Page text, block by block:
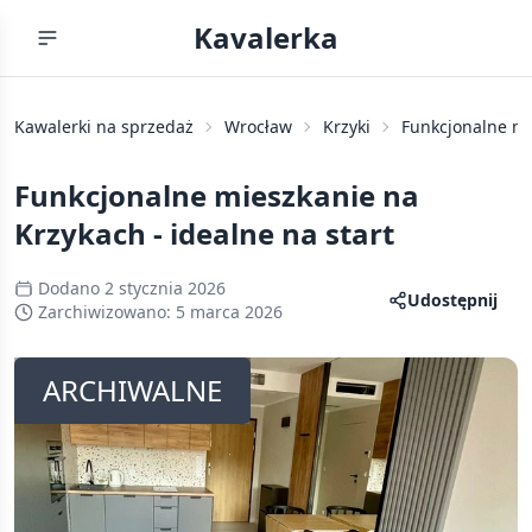
Kavalerka
Kawalerki na sprzedaż Wrocław Krzyki Funkcjonalne
Funkcjonalne mieszkanie na
Krzykach - idealne na start
Dodano 2 stycznia 2026
Zarchiwizowano: 5 marca 2026
Udostępnij
ARCHIWALNE